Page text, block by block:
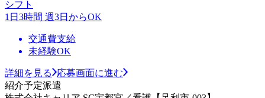
シフト
1日3時間 週3日からOK
交通費支給
未経験OK
詳細を見る
応募画面に進む
紹介予定派遣